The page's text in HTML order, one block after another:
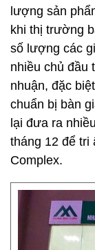
lượng sản
khi thị trường
số lượng các
nhiều chủ đầu
nhuận, đặc
chuẩn bị bàn
lại đưa ra
tháng 12 để tri
Complex.